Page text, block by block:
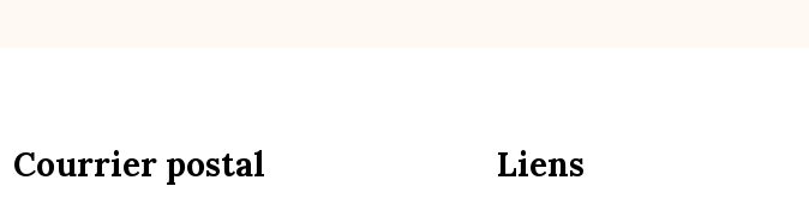
Courrier postal Liens